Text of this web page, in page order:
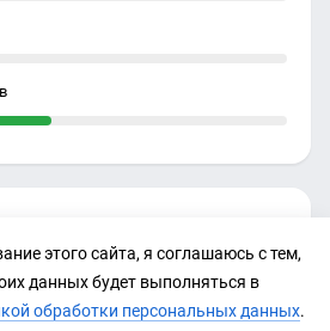
этого сайта, я соглашаюсь с тем,
данных будет выполняться в
обработки персональных данных.